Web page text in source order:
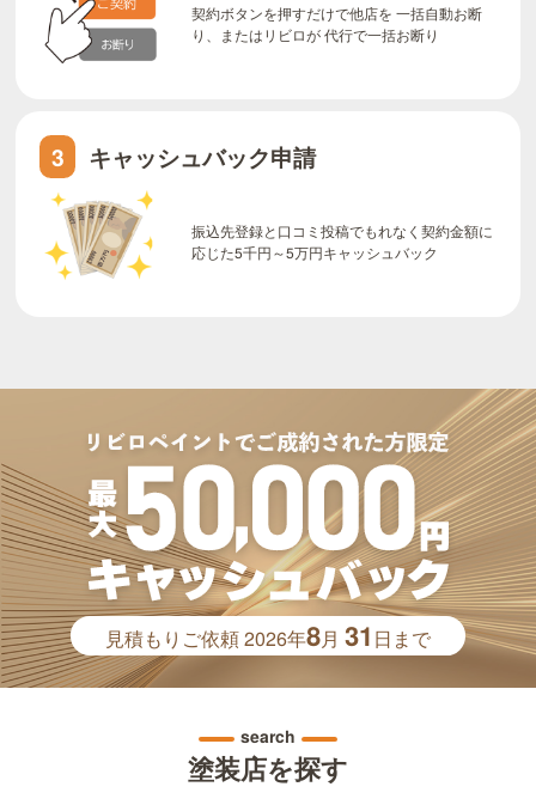
契約ボタンを押すだけで他店を 一括自動お断
り、またはリビロが 代行で一括お断り
3 キャッシュバック申請
振込先登録と口コミ投稿でもれなく契約金額に
応じた5千円～5万円キャッシュバック
見積もりご依頼2026年8月31 日まで
search
塗装店を探す